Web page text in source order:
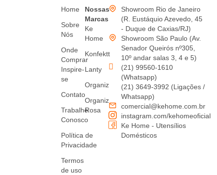
Home
Sobre
Nós
Onde
Comprar
Inspire-
se
Contato
Trabalhe
Conosco
Política de
Privacidade
Termos
de uso
Nossas
Marcas
Ke
Home
Konfektt
Lanty
Organiz
Organiz
Rosa
Showroom Rio de Janeiro
(R. Eustáquio Azevedo, 45
- Duque de Caxias/RJ)
Showroom São Paulo (Av.
Senador Queirós nº305,
10º andar salas 3, 4 e 5)
(21) 99560-1610
(Whatsapp)
(21) 3649-3992 (Ligações /
Whatsapp)
comercial@kehome.com.br
instagram.com/kehomeoficial
Ke Home - Utensílios
Domésticos